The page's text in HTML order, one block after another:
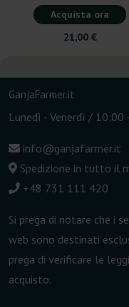
Acquista ora
21,00 €
GanjaFarmer.it
Lunedì - Venerdì / 10:00
info@ganjafarmer.it
Spedizione in tutto il
+48 731 111 420
Si prega di notare che i
web sono destinati
prega di verificare le
acquisto.